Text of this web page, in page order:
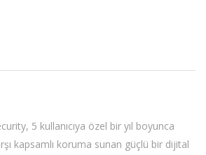
5 kullanıcıya özel bir yıl boyunca
kapsamlı koruma sunan güçlü bir dijital